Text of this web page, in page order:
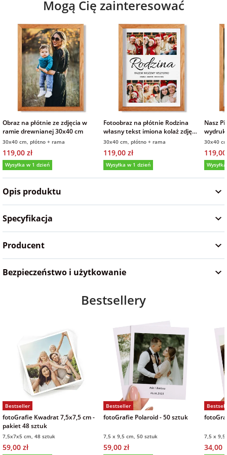
Fotoksiążki
Dodatki i
opakowania
na Dzień
Chłopaka
na Dzień Kobiet
na walentynki
na mikołajki
na prezent
świąteczny
na Dzień Babci i
Dziadka
na Wielkanoc
na wieczór
dla przyjaciółki
dla przyjaciela
Mogą Cię zainteresować
Obraz na płótnie ze zdjęcia w
ramie drewnianej 30x40 cm
30x40 cm, płótno + rama
119,00 zł
Wysyłka w 1 dzień
Fotoobraz na płótnie Rodzina
własny tekst imiona kolaż zdjęć
w drewnianej ramie 30x40 cm
30x40 cm, płótno + rama
119,00 zł
Wysyłka w 1 dzień
Nasz
wydruk
mamy
30x40
119,00
Opis produktu
Specyfikacja
Producent
Bezpieczeństwo i użytkowanie
Bestsellery
Bestseller
fotoGrafie Kwadrat 7,5x7,5 cm -
pakiet 48 sztuk
7,5x7x5 cm, 48 sztuk
59,00 zł
Bestseller
fotoGrafie Polaroid - 50 sztuk
7,5 x 9,5 cm, 50 sztuk
59,00 zł
7,5 x
34,00